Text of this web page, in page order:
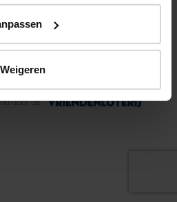
WeigerenForten Nederland
door de